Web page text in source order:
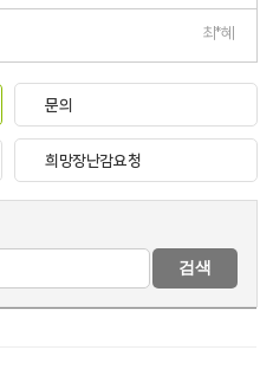
최*혜
문의
희망장난감요청
검색